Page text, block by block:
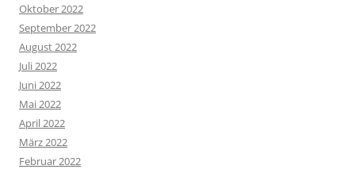
Oktober 2022
September 2022
August 2022
Juli 2022
Juni 2022
Mai 2022
April 2022
März 2022
Februar 2022